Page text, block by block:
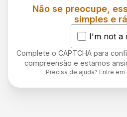
Não se preocupe,
simples e
I'm not a
Complete o CAPTCHA para
compreensão e estamos
Precisa de ajuda? Entre em